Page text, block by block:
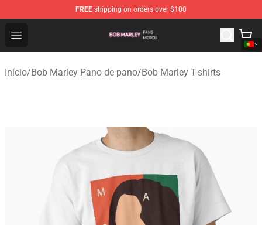
FREE shipping on orders over $100
Open menu
Bob Marley Shop - Official Bob Marley Merchandise
Início/Bob Marley Pano de pano/Bob Marley T-shirts